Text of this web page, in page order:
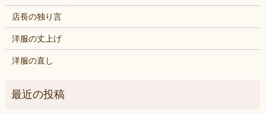
店長の独り言
洋服の丈上げ
洋服の直し